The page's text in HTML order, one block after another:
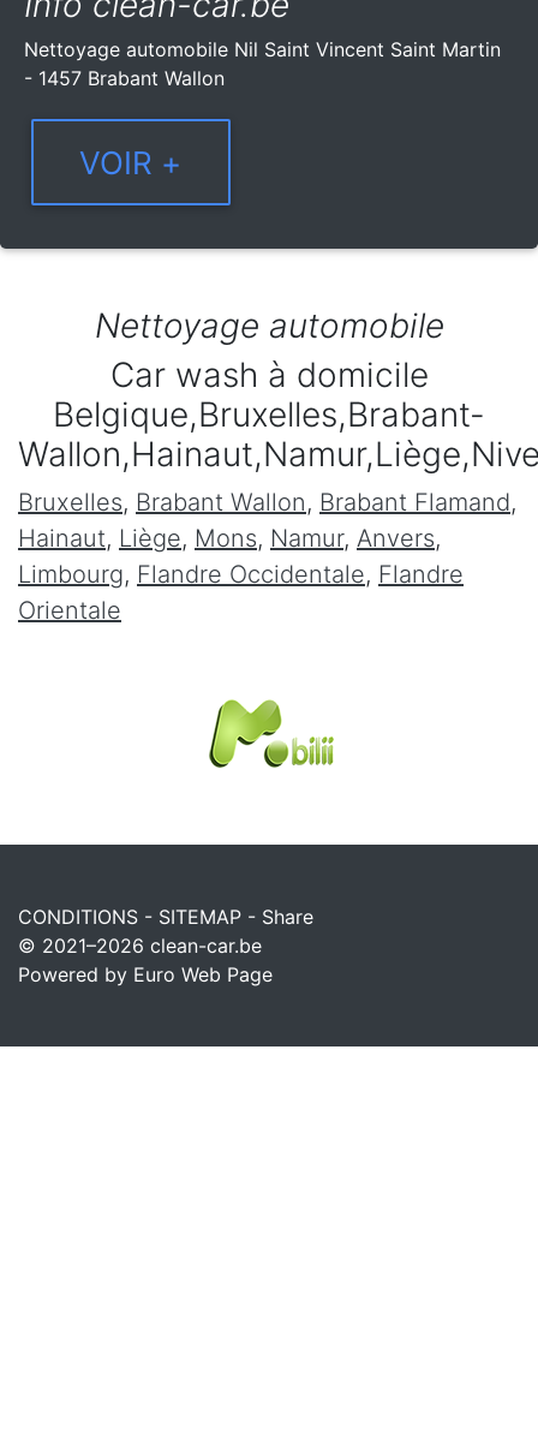
Nettoyage automobile Nil Saint Vincent Saint Martin
- 1457 Brabant Wallon
Nettoyage automobile
Car wash à domicile
Belgique,Bruxelles,Brabant-
Bruxelles, Brabant Wallon, Brabant Flamand,
Hainaut, Liège, Mons, Namur, Anvers,
Limbourg, Flandre Occidentale, Flandre
Orientale
CONDITIONS - SITEMAP - Share
© 2021–2026 clean-car.be
Powered by Euro Web Page